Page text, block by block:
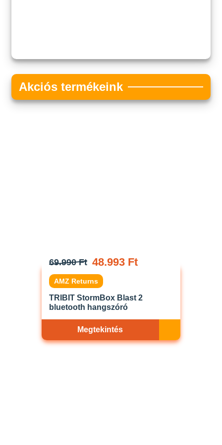
Akciós termékeink
69.990 Ft 48.993 Ft
AMZ Returns
TRIBIT StormBox Blast 2
bluetooth hangszóró
Megtekintés